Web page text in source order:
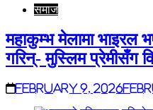
समाज
महाकुम्भ मेलामा भाइरल
गरिन्- मुस्लिम प्रेमीसँग
February 9, 2026